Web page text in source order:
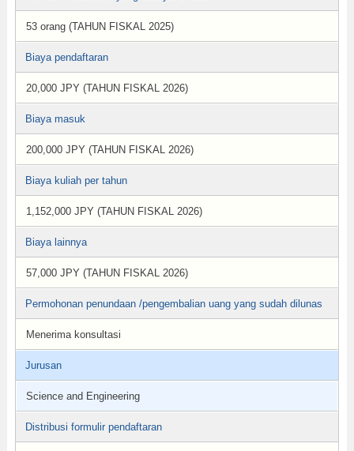
53 orang (TAHUN FISKAL 2025)
Biaya pendaftaran
20,000 JPY (TAHUN FISKAL 2026)
Biaya masuk
200,000 JPY (TAHUN FISKAL 2026)
Biaya kuliah per tahun
1,152,000 JPY (TAHUN FISKAL 2026)
Biaya lainnya
57,000 JPY (TAHUN FISKAL 2026)
Permohonan penundaan /pengembalian uang yang sudah dilunas
Menerima konsultasi
Jurusan
Science and Engineering
Distribusi formulir pendaftaran